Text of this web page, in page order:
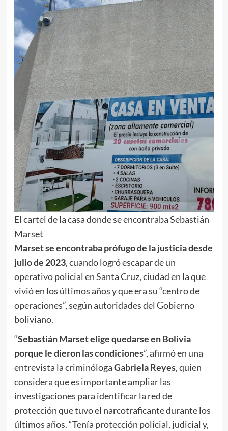
El cartel de la casa donde se encontraba Sebastián
Marset
Marset se encontraba prófugo de la justicia desde
julio de 2023, cuando logró escapar de un
operativo policial en Santa Cruz, ciudad en la que
vivió en los últimos años y que era su “centro de
operaciones”, según autoridades del Gobierno
boliviano.
“Sebastián Marset elige quedarse en Bolivia
porque le dieron las condiciones”, afirmó en una
entrevista la criminólogaGabriela Reyes, quien
considera que es importante ampliar las
investigaciones para identificar la red de
protección que tuvo el narcotraficante durante los
últimos años. “Tenía protección policial, judicial y,